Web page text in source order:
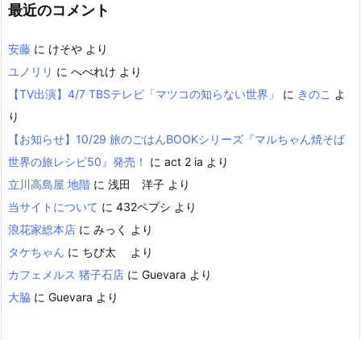
最近のコメント
安藤 に けそや より
ユノリリ に へべれけ より
【TV出演】4/7 TBSテレビ「マツコの知らない世界」
に きのこ よ
り
【お知らせ】10/29 旅のごはんBOOKシリーズ『マルちゃん焼そば
世界の旅レシピ50』発売！
に act 2 ia より
立川高島屋 地階 に 浅田 洋子 より
当サイトについて に 432ペプシ より
浪花家総本店 に みっく
より
タケちゃん に ちび太
より
カフェメルス 猪子石店 に Guevara より
大脇 に Guevara より